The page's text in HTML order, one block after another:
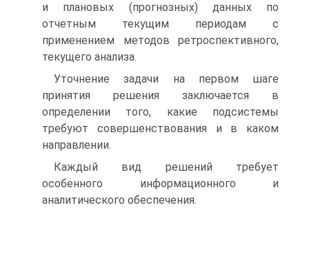
и плановых (прогнозных) данных по
отчетным текущим периодам с
применением методов ретроспективного,
текущего анализа.
Уточнение задачи на первом шаге
принятия решения заключается в
определении того, какие подсистемы
требуют со­вершенствования и в каком
направлении.
Каждый вид решений требует
особенного информационного и
аналитического обеспечения.